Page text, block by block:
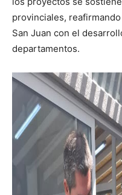
provinciales,
San Juan con el
departamentos.